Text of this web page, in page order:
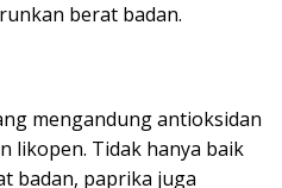
berat badan.
mengandung antioksidan
likopen. Tidak hanya baik
badan, paprika juga